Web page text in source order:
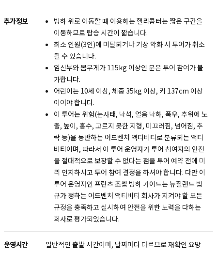
추가정보
빙하 위로 이동할 때 이용하는 헬리콥터는 짧은 구간을
이동하므로 탑승 시간이 짧습니다.
최소 인원(3인)에 미달되거나 기상 악화 시 투어가 취소
될 수 있습니다.
임신부와 몸무게가 115kg 이상인 분은 투어 참여가 불
가합니다.
어린이는 10세 이상, 체중 35kg 이상, 키 137cm 이상
이어야 합니다.
이 투어는 위험(눈사태, 낙석, 얼음 낙하, 폭우, 추위에 노
출, 높이, 홍수, 고르지 못한 지형, 미끄러짐, 넘어짐, 추
락 등)을 동반하는 어드벤처 액티비티로 분류되는 액티
비티이며, 따라서 이 투어 운영자가 투어 참여자의 안전
을 절대적으로 보장할 수 없다는 점을 투어 예약 전에 미
리 인지하시고 투어 참여 결정을 하셔야 합니다. 다만 이
투어 운영자인 프란츠 조셉 빙하 가이드는 뉴질랜드 법
규가 정하는 어드벤처 액티비티 회사가 지켜야 할 모든
규정을 충족하고 실시하여 안전을 위한 노력을 다하는
회사로 평가되었습니다.
운영시간 일반적인 출발 시간이며, 날짜마다 다르므로 재확인 요망